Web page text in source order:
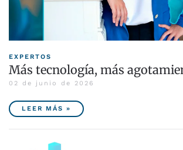
EXPERTOS
Más tecnología, más
02 de junio de 2026
LEER MÁS »